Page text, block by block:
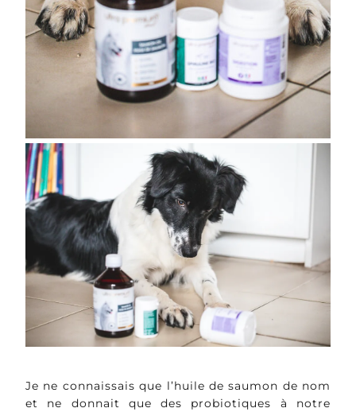
Je ne connaissais que l’huile de saumon de nom
et ne donnait que des probiotiques à notre